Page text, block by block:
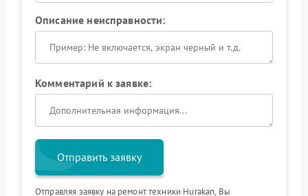
Описание неисправности:
Комментарий к заявке:
Отправить заявку
Отправляя заявку на ремонт техники Hurakan, Вы